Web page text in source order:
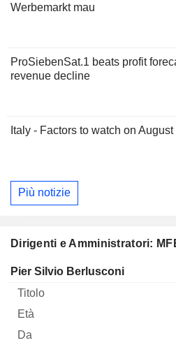
Werbemarkt mau
ProSiebenSat.1 beats profit
revenue decline
Italy - Factors to watch on August
Più notizie
Dirigenti e Amministratori:
Manager Titolo Età Da
Pier Silvio Berlusconi